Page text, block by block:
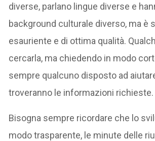
diverse, parlano lingue diverse e
background culturale diverso, ma è
esauriente e di ottima qualità.
cercarla, ma chiedendo in modo
sempre qualcuno disposto ad
troveranno le informazioni richieste.
Bisogna sempre ricordare che lo
modo trasparente, le minute delle